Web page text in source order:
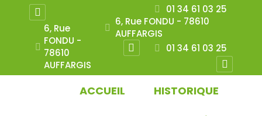
Instagram
page
opens
6, Rue
FONDU -
78610
AUFFARGIS
01 34 61 03 25
6, Rue FONDU - 78610
AUFFARGIS
Instagram
01 34 61 03 25
Instagram
ACCUEIL HISTORIQUE